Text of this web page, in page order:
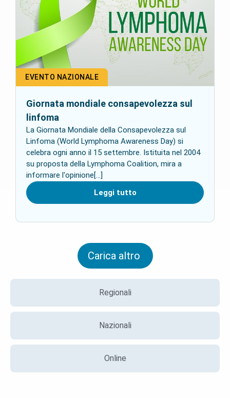
Regionali
Nazionali
Online
EVENTO NAZIONALE
Giornata mondiale consapevolezza sul
linfoma
La Giornata Mondiale della Consapevolezza sul
Linfoma (World Lymphoma Awareness Day) si
celebra ogni anno il 15 settembre. Istituita nel 2004
su proposta della Lymphoma Coalition, mira a
informare l'opinione[...]
Leggi tutto
Carica altro